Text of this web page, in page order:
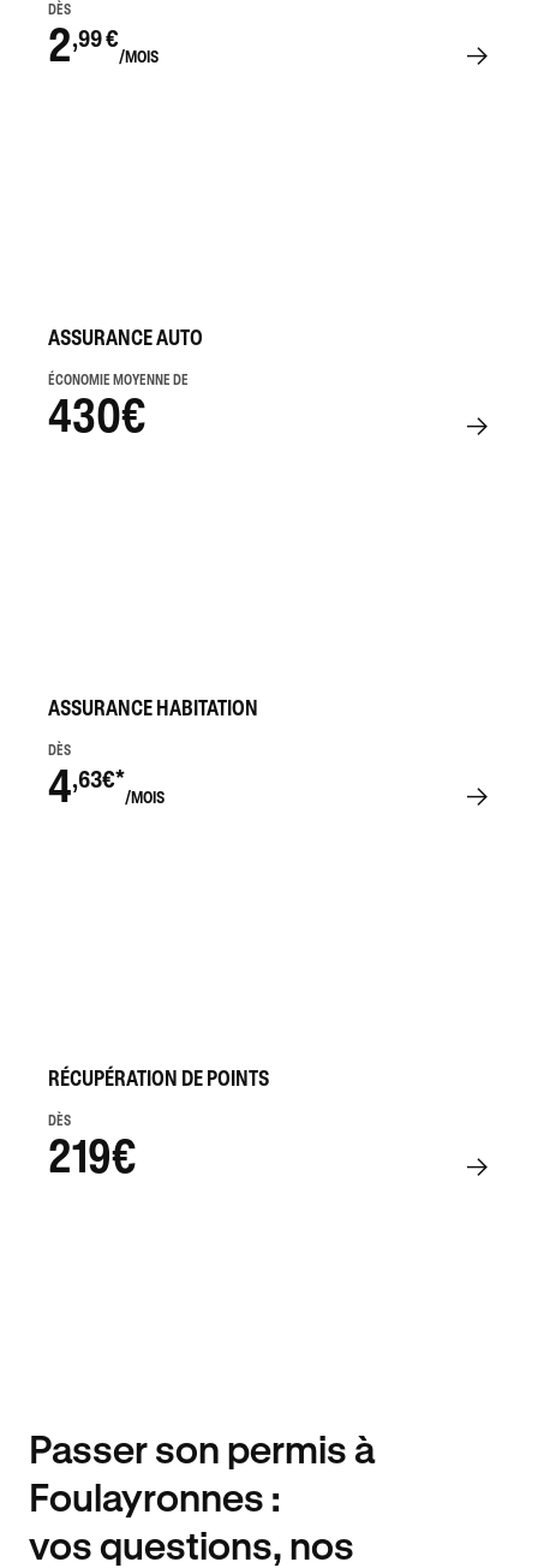
DÈS
2,99 €
/MOIS
ASSURANCE AUTO
ÉCONOMIE MOYENNE DE
430€
ASSURANCE HABITATION
DÈS
4,63€*
/MOIS
RÉCUPÉRATION DE POINTS
DÈS
219€
Passer son permis à
Foulayronnes :
vos questions, nos